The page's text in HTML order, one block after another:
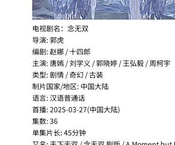
电视剧名：念无双
导演: 郭虎
编剧: 赵娜 / 十四郎
主演: 唐嫣 / 刘学义 / 郭晓婷 / 王弘毅 / 周柯宇
类型: 剧情 / 奇幻 / 古装
制片国家/地区: 中国大陆
语言: 汉语普通话
首播: 2025-03-27(中国大陆)
集数: 36
单集片长: 45分钟